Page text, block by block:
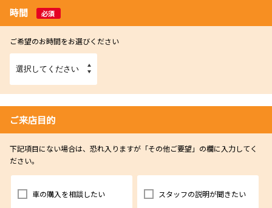
時間 必須
ご希望のお時間をお選びください
ご来店目的
下記項目にない場合は、恐れ入りますが「その他ご要望」の欄に入力してく
ださい。
車の購入を相談したい スタッフの説明が聞きたい